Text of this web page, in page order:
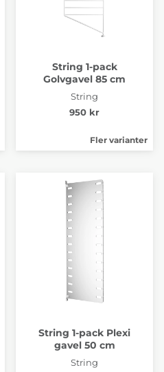
String 1-pack
Golvgavel 85 cm
String
950 kr
Fler varianter
String 1-pack Plexi
gavel 50 cm
String